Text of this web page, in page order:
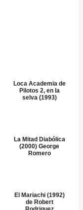
Loca Academia de
Pilotos 2, en la
selva (1993)
La Mitad Diabólica
(2000) George
Romero
El Mariachi (1992)
de Robert